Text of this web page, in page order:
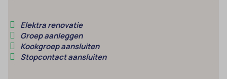
Elektra renovatie
Groep aanleggen
Kookgroep aansluiten
Stopcontact aansluiten
cookieconsent_status
cookielawinfo-checkbox-*
cookieyes-consent
_ketch_consent_v1_
_upscope__region
acris_cookie_acc